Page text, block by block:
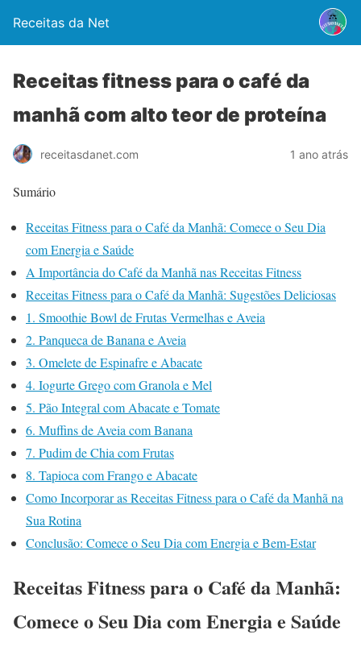
Receitas da Net
Receitas fitness para o café da
manhã com alto teor de proteína
receitasdanet.com 1 ano atrás
Sumário
Receitas Fitness para o Café da Manhã: Comece o Seu Dia
com Energia e Saúde
A Importância do Café da Manhã nas Receitas Fitness
Receitas Fitness para o Café da Manhã: Sugestões Deliciosas
1. Smoothie Bowl de Frutas Vermelhas e Aveia
2. Panqueca de Banana e Aveia
3. Omelete de Espinafre e Abacate
4. Iogurte Grego com Granola e Mel
5. Pão Integral com Abacate e Tomate
6. Muffins de Aveia com Banana
7. Pudim de Chia com Frutas
8. Tapioca com Frango e Abacate
Como Incorporar as Receitas Fitness para o Café da Manhã na
Sua Rotina
Conclusão: Comece o Seu Dia com Energia e Bem-Estar
Receitas Fitness para o Café da Manhã:
Comece o Seu Dia com Energia e Saúde